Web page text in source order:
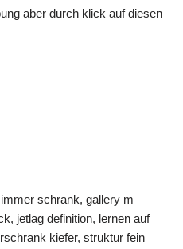
aber durch klick auf diesen
schrank, gallery m
jetlag definition, lernen auf
kiefer, struktur fein